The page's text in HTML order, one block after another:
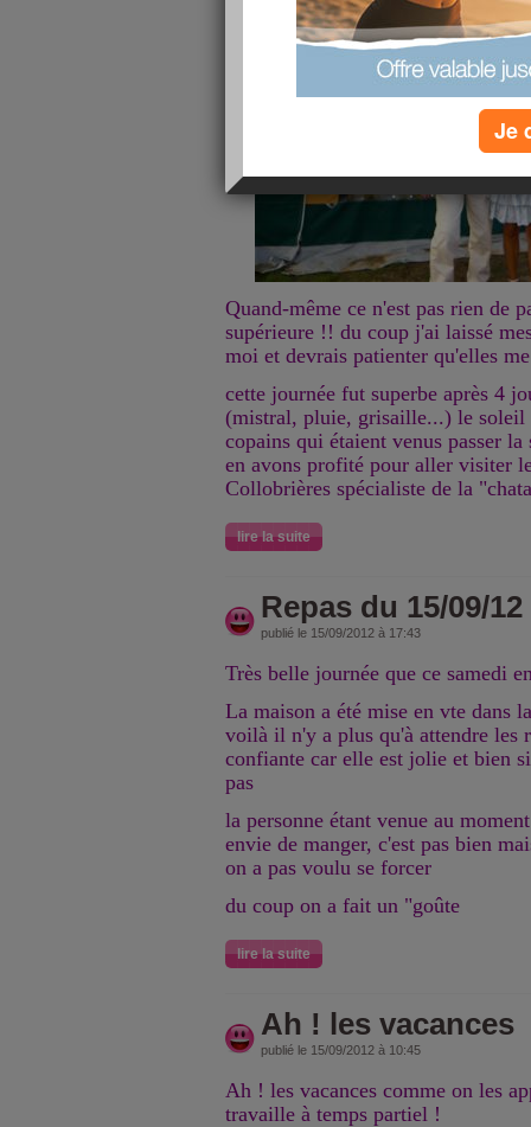
Quand-même ce n'est pas rien de
supérieure !! du coup j'ai laissé
moi et devrais patienter qu'elles
cette journée fut superbe après 4
(mistral, pluie, grisaille...) le soleil
copains qui étaient venus passer la
en avons profité pour aller visiter
Collobrières spécialiste de la
lire la suite
Repas du 15/09/12
publié le 15/09/2012 à 17:43
Très belle journée que ce samedi
La maison a été mise en vte dans
voilà il n'y a plus qu'à attendre les
confiante car elle est jolie et bien
pas
la personne étant venue au
envie de manger, c'est pas bien
on a pas voulu se forcer
du coup on a fait un "goûte
lire la suite
Ah ! les vacances
publié le 15/09/2012 à 10:45
Ah ! les vacances comme on les
travaille à temps partiel !
Je